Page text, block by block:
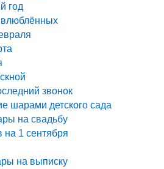
год
звонок
шарами детского сада
на свадьбу
1 сентября
на выписку